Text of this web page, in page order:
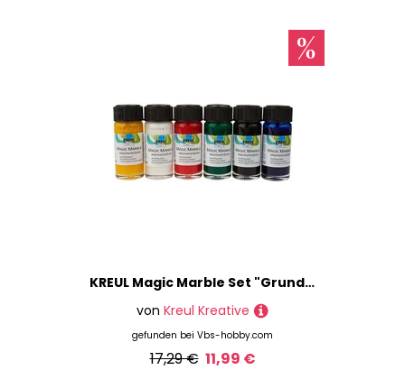
Terracotta-Artikel
KREUL Magic Marble Set "Grundfarben"
von Kreul Kreative
gefunden bei Vbs-hobby.com
17,29 € 11,99 €